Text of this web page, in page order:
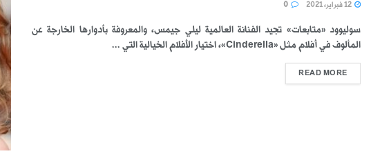
سوليوود «متابعات» تجيد الفنانة العالمية ليلي جيمس، والمعروفة بأدوارها الخارجة عن
المألوف في أفلام مثل «Cinderella»، اختيار الأفلام الخيالية التي ...
READ MORE